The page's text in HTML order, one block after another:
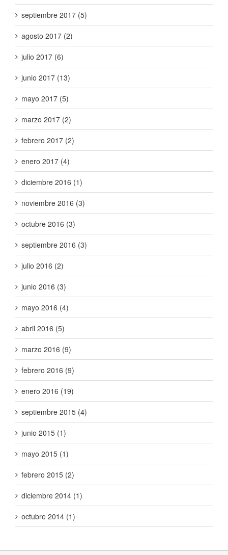
septiembre 2017 (5)
agosto 2017 (2)
julio 2017 (6)
junio 2017 (13)
mayo 2017 (5)
marzo 2017 (2)
febrero 2017 (2)
enero 2017 (4)
diciembre 2016 (1)
noviembre 2016 (3)
octubre 2016 (3)
septiembre 2016 (3)
julio 2016 (2)
junio 2016 (3)
mayo 2016 (4)
abril 2016 (5)
marzo 2016 (9)
febrero 2016 (9)
enero 2016 (19)
septiembre 2015 (4)
junio 2015 (1)
mayo 2015 (1)
febrero 2015 (2)
diciembre 2014 (1)
octubre 2014 (1)